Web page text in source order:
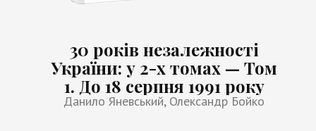
30 років незалежності
України: у 2-х томах — Том
1. До 18 серпня 1991 року
Данило Яневський, Олександр Бойко